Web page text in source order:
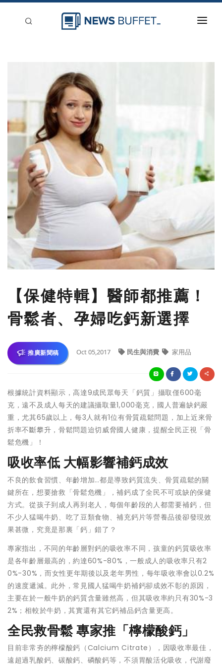
【保健特輯】醫師都推薦！
骨鬆者、孕婦吃鈣新選擇
推廣新聞稿 Oct 05,2017 民生與消費 家用品
根據統計資料顯示，高達9成民眾每天「鈣質」攝取僅600毫
克，遠不及成人每天的建議攝取量1,000毫克，國人普遍缺鈣嚴
重，尤其65歲以上，每3人就有1位有骨質疏鬆問題，加上近來骨
折率不斷攀升，骨鬆問題迫切威脅國人健康，提醒全民正視「骨
鬆危機」！
吸收率低 大幅影響補鈣成效
不良的飲食習慣、年齡增加…都是導致鈣質流失、骨質疏鬆的關
鍵所在，想要搶救「骨鬆危機」，補鈣成了全民不可或缺的保健
方式。從孩子到成人再到老人，每個年齡段的人都需要補鈣，但
不少人猛喝牛奶、吃了豆類食物、補充鈣片等營養品後卻發現效
果甚微，究竟是那裏「鈣」錯了？
專家指出，不同的年齡層對鈣的吸收率不同，孩童的鈣質吸收率
是各年齡層最高的，約達60%-80%，一般成人的吸收率只有2
0%-30%，而女性更年期後以及老年男性，每年吸收率會以0.2%
的速度遞減。此外，常見國人猛喝牛奶補鈣卻成效不彰的原因，
主要在於一般牛奶的鈣質含量雖然高，但其吸收率約只有30%-3
2%；相較於牛奶，其實還有其它鈣補品鈣含量更高。
全民救骨鬆 專家推「檸檬酸鈣」
目前非常夯的檸檬酸鈣（Calcium Citrate），因吸收率最佳，
遠超過乳酸鈣、碳酸鈣、磷酸鈣等，不須胃酸活化吸收，代謝廢